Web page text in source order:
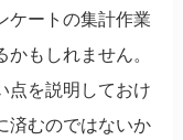
ケートの集計作業
もしれません。
点を説明しておけ
済むのではないか